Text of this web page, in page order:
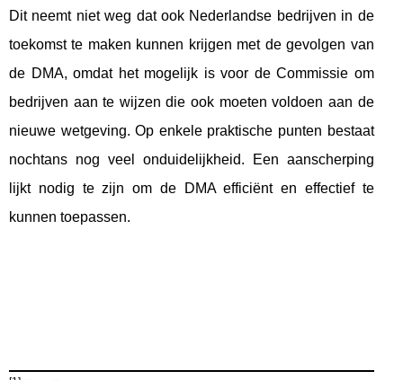
Dit neemt niet weg dat ook Nederlandse bedrijven in de
toekomst te maken kunnen krijgen met de gevolgen van
de DMA, omdat het mogelijk is voor de Commissie om
bedrijven aan te wijzen die ook moeten voldoen aan de
nieuwe wetgeving. Op enkele praktische punten bestaat
nochtans nog veel onduidelijkheid. Een aanscherping
lijkt nodig te zijn om de DMA efficiënt en effectief te
kunnen toepassen.